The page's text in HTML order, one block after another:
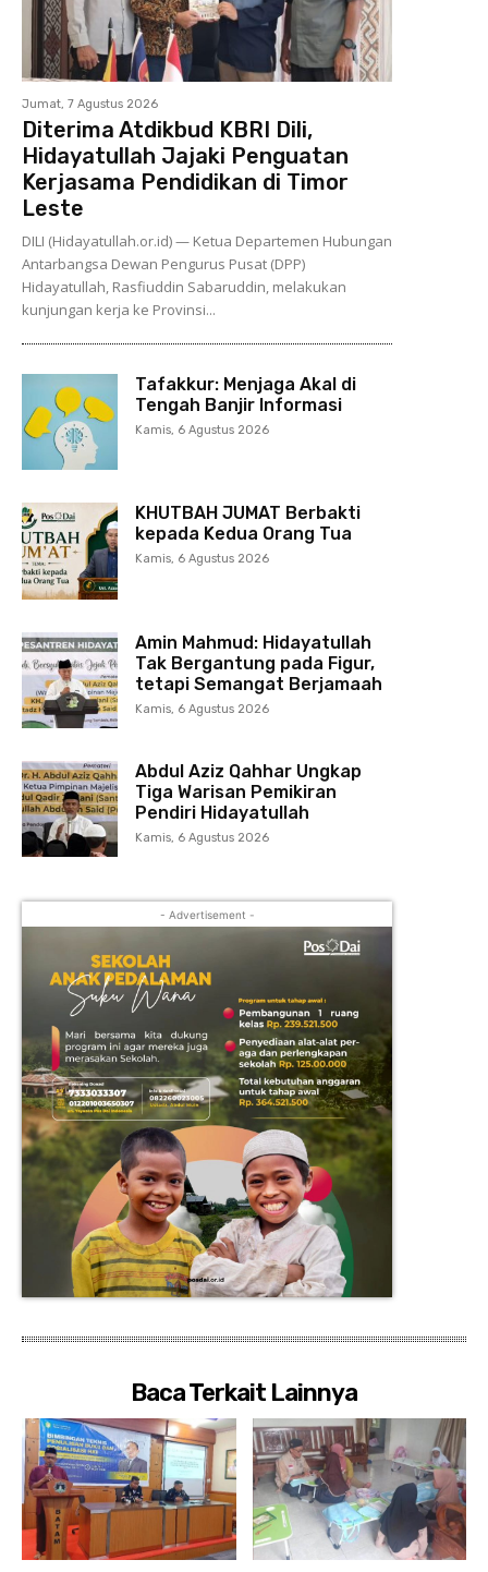
Jumat, 7 Agustus 2026
Diterima Atdikbud KBRI Dili,
Hidayatullah Jajaki Penguatan
Kerjasama Pendidikan di Timor
Leste
DILI (Hidayatullah.or.id) — Ketua Departemen Hubungan
Antarbangsa Dewan Pengurus Pusat (DPP)
Hidayatullah, Rasfiuddin Sabaruddin, melakukan
kunjungan kerja ke Provinsi...
Tafakkur: Menjaga Akal di
Tengah Banjir Informasi
Kamis, 6 Agustus 2026
KHUTBAH JUMAT Berbakti
kepada Kedua Orang Tua
Kamis, 6 Agustus 2026
Amin Mahmud: Hidayatullah
Tak Bergantung pada Figur,
tetapi Semangat Berjamaah
Kamis, 6 Agustus 2026
Abdul Aziz Qahhar Ungkap
Tiga Warisan Pemikiran
Pendiri Hidayatullah
Kamis, 6 Agustus 2026
- Advertisement -
Baca Terkait Lainnya